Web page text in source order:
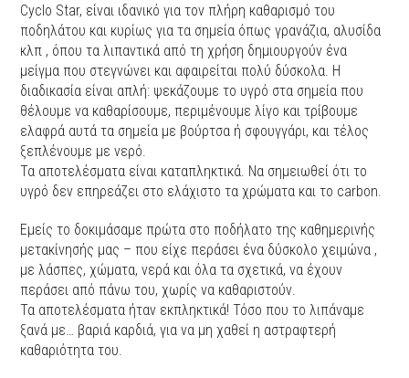
Cyclo Star, είναι ιδανικό για τον πλήρη καθαρισμό του
ποδηλάτου και κυρίως για τα σημεία όπως γρανάζια, αλυσίδα
κλπ , όπου τα λιπαντικά από τη χρήση δημιουργούν ένα
μείγμα που στεγνώνει και αφαιρείται πολύ δύσκολα. Η
διαδικασία είναι απλή: ψεκάζουμε το υγρό στα σημεία που
θέλουμε να καθαρίσουμε, περιμένουμε λίγο και τρίβουμε
ελαφρά αυτά τα σημεία με βούρτσα ή σφουγγάρι, και τέλος
ξεπλένουμε με νερό.
Τα αποτελέσματα είναι καταπληκτικά. Να σημειωθεί ότι το
υγρό δεν επηρεάζει στο ελάχιστο τα χρώματα και το carbon.
Εμείς το δοκιμάσαμε πρώτα στο ποδήλατο της καθημερινής
μετακίνησής μας – που είχε περάσει ένα δύσκολο χειμώνα ,
με λάσπες, χώματα, νερά και όλα τα σχετικά, να έχουν
περάσει από πάνω του, χωρίς να καθαριστούν.
Τα αποτελέσματα ήταν εκπληκτικά! Τόσο που το λιπάναμε
ξανά με… βαριά καρδιά, για να μη χαθεί η αστραφτερή
καθαριότητα του.